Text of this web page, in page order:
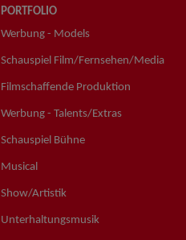
PORTFOLIO
Werbung - Models
Schauspiel Film/Fernsehen/Media
Filmschaffende Produktion
Werbung - Talents/Extras
Schauspiel Bühne
Musical
Show/Artistik
Unterhaltungsmusik